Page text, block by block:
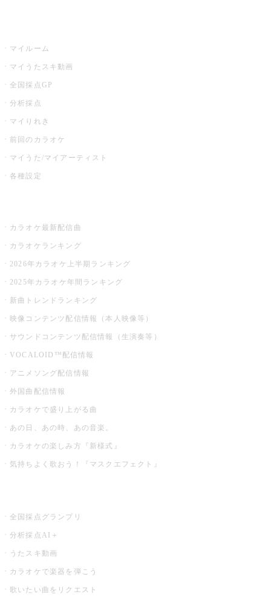
マイルーム
マイうたスキ動画
全国採点GP
分析採点
マイりれき
前回のカラオケ
マイうた/マイアーティスト
各種設定
カラオケ最新配信曲
カラオケランキング
2026年カラオケ上半期ランキング
2025年カラオケ年間ランキング
新曲トレンドランキング
映像コンテンツ配信情報（本人映像等）
サウンドコンテンツ配信情報（生演奏等）
VOCALOID™配信情報
アニメソング配信情報
外国曲配信情報
カラオケで盛り上がる曲
あの日、あの時、あの音楽。
カラオケの楽しみ方『新様式』
気持ちよく歌おう！『マスクエフェクト』
全国採点グランプリ
分析採点AI＋
うたスキ動画
カラオケで楽器を弾こう
歌いたい曲をリクエスト